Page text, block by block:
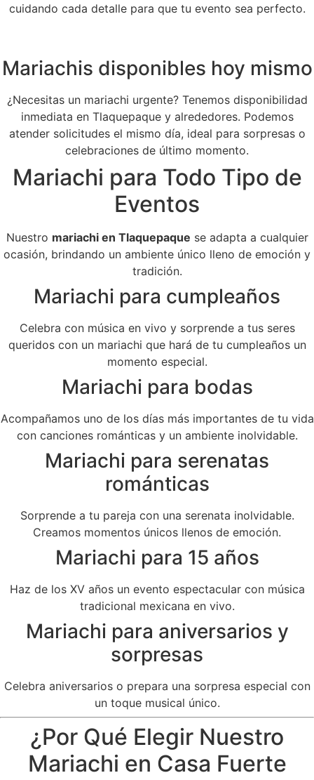
cuidando cada detalle para que tu evento sea perfecto.
Mariachis disponibles hoy mismo
¿Necesitas un mariachi urgente? Tenemos disponibilidad
inmediata en Tlaquepaque y alrededores. Podemos
atender solicitudes el mismo día, ideal para sorpresas o
celebraciones de último momento.
Mariachi para Todo Tipo de
Eventos
Nuestro mariachi en Tlaquepaque se adapta a cualquier
ocasión, brindando un ambiente único lleno de emoción y
tradición.
Mariachi para cumpleaños
Celebra con música en vivo y sorprende a tus seres
queridos con un mariachi que hará de tu cumpleaños un
momento especial.
Mariachi para bodas
Acompañamos uno de los días más importantes de tu vida
con canciones románticas y un ambiente inolvidable.
Mariachi para serenatas
románticas
Sorprende a tu pareja con una serenata inolvidable.
Creamos momentos únicos llenos de emoción.
Mariachi para 15 años
Haz de los XV años un evento espectacular con música
tradicional mexicana en vivo.
Mariachi para aniversarios y
sorpresas
Celebra aniversarios o prepara una sorpresa especial con
un toque musical único.
¿Por Qué Elegir Nuestro
Mariachi en Casa Fuerte